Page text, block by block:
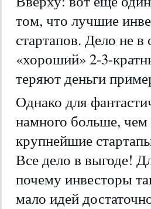
том, что лучшие
стартапов. Дело не
«хороший» 2-3-
теряют деньги
Однако для
намного больше,
крупнейшие
Все дело в выгоде!
почему инвесторы
мало идей